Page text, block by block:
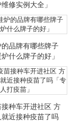
修实例大全」
的品牌有哪些牌子
炉什么牌子的好」
种车开进社区 方
近接种疫苗了吗